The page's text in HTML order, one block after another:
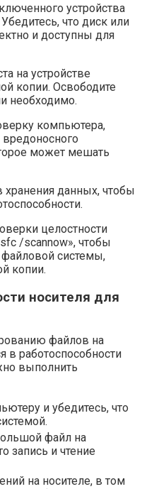
устройства
что диск или
и доступны для
на устройстве
копии. Освободите
необходимо.
компьютера,
может мешать
хранения данных, чтобы
целостности
/scannow», чтобы
системы,
копии.
носителя для
файлов на
в работоспособности
выполнить
и убедитесь, что
файл на
запись и чтение
на носителе, в том